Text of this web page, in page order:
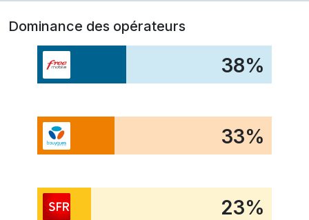
Dominance des opérateurs
38%
33%
23%